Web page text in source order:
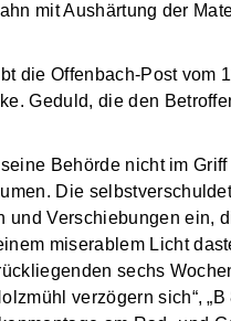
mit Aushärtung der
die Offenbach-Post vom
Geduld, die den
Behörde nicht im Griff
Die
und Verschiebungen ein,
miserablem Licht
sechs
verzögern sich“, „B